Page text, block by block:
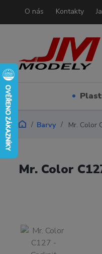
O nás Kontakty
Barvy Mr. Color
Mr. Color